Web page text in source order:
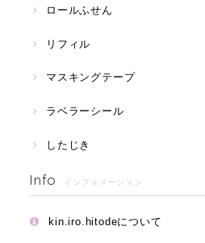
ロールふせん
リフィル
マスキングテープ
ラベラーシール
したじき
Info インフォメーション
kin.iro.hitodeについて